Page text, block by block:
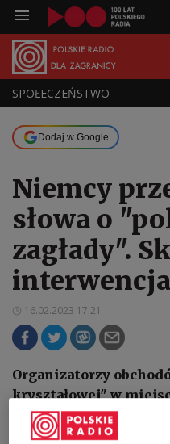
SPOŁECZEŃSTWO
Dodaj w Google
Niemcy
słowa o
zagłady".
16.02.2023 17:21
Organizatorzy
kryształowej" w
Stuttgartem 9
zaproszeniu na